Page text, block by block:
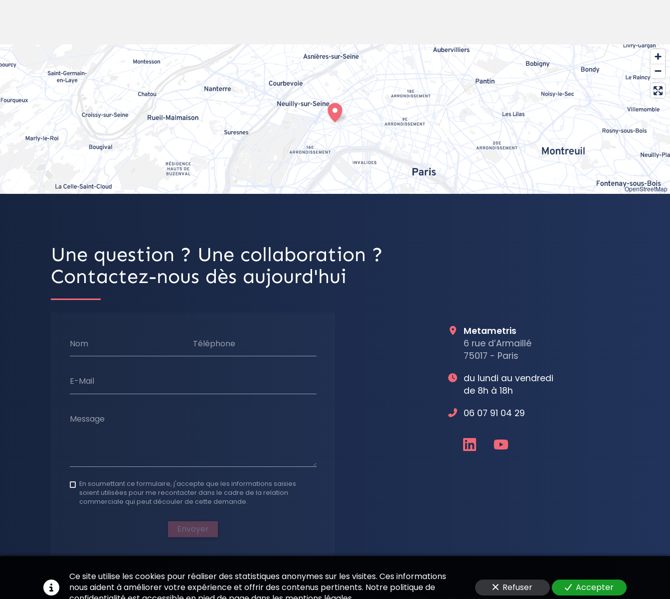
OpenStreetMap
Une question ? Une collaboration ?
Contactez-nous dès aujourd'hui
Nom Téléphone
E-Mail
Message
En soumettant ce formulaire, j'accepte que les informations saisies
soient utilisées pour me recontacter dans le cadre de la relation
commerciale qui peut découler de cette demande.
Envoyer
Metametris
6 rue d’Armaillé
75017 - Paris
du lundi au vendredi
de 8h à 18h
06 07 91 04 29
Ce site utilise les cookies pour réaliser des statistiques anonymes sur les visites. Ces informations
nous aident à améliorer votre expérience et offrir des contenus pertinents. Notre politique de
Refuser Accepter